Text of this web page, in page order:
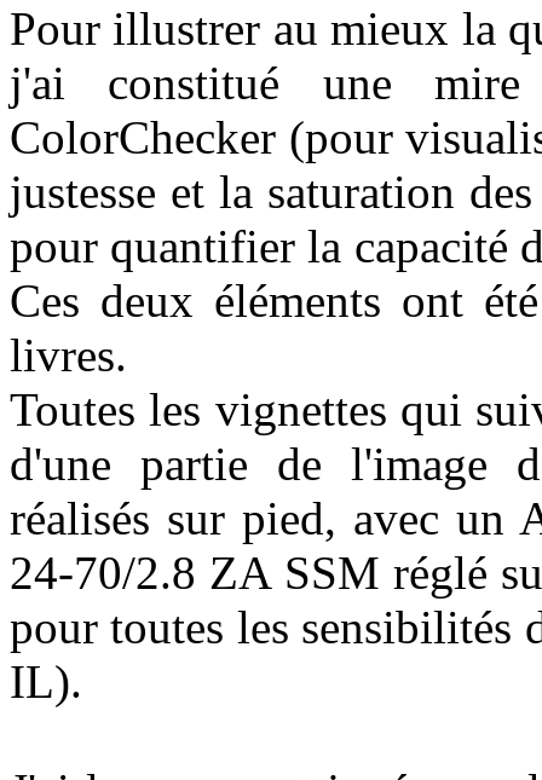
Pour illustrer au mieux la
j'ai constitué une
ColorChecker (pour
justesse et la saturation
pour quantifier la capacité
Ces deux éléments ont
livres.
Toutes les vignettes qui
d'une partie de l'image
réalisés sur pied, avec un
24-70/2.8 ZA SSM réglé
pour toutes les sensibilités
IL).